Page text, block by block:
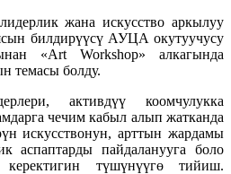
жана искусство аркылуу
билдирүүсү АУЦА окутуучусу
«Art Workshop» алкагында
темасы болду.
активдүү коомчулукка
чечим кабыл алып жатканда
искусствонун, арттын жардамы
аспаптарды пайдаланууга боло
түшүнүүгө тийиш.